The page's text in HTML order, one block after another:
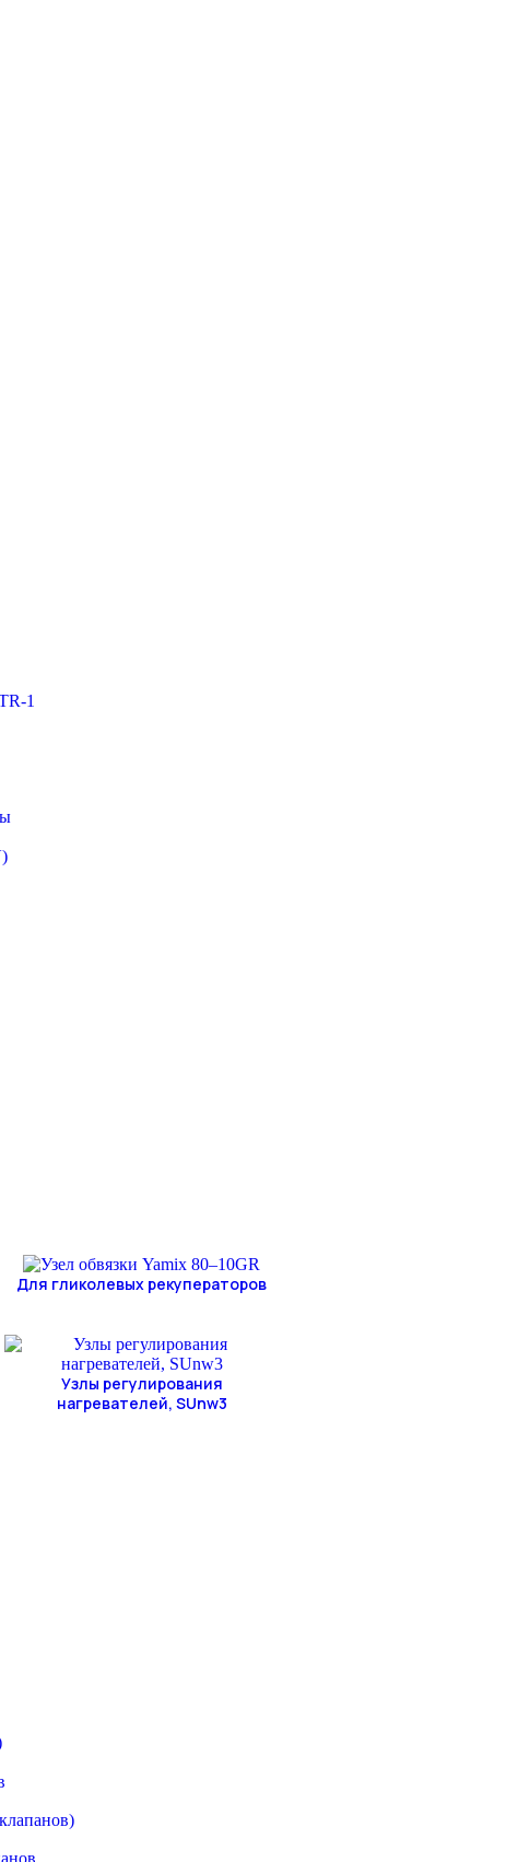
Для гликолевых рекуператоров
Узлы регулирования
нагревателей, SUnw3